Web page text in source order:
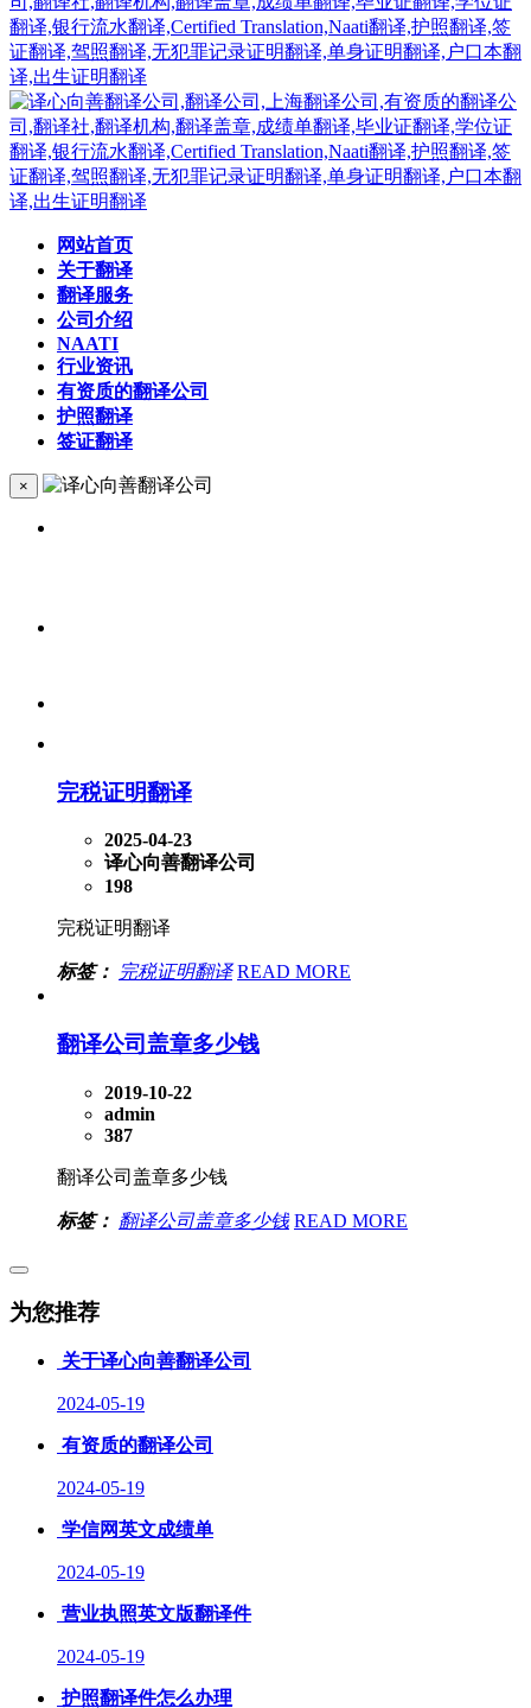
网站首页
关于翻译
翻译服务
公司介绍
NAATI
行业资讯
有资质的翻译公司
护照翻译
签证翻译
×
完税证明翻译
2025-04-23
译心向善翻译公司
198
完税证明翻译
标签： 完税证明翻译 READ MORE
翻译公司盖章多少钱
2019-10-22
admin
387
翻译公司盖章多少钱
标签： 翻译公司盖章多少钱 READ MORE
为您推荐
关于译心向善翻译公司
2024-05-19
有资质的翻译公司
2024-05-19
学信网英文成绩单
2024-05-19
营业执照英文版翻译件
2024-05-19
护照翻译件怎么办理